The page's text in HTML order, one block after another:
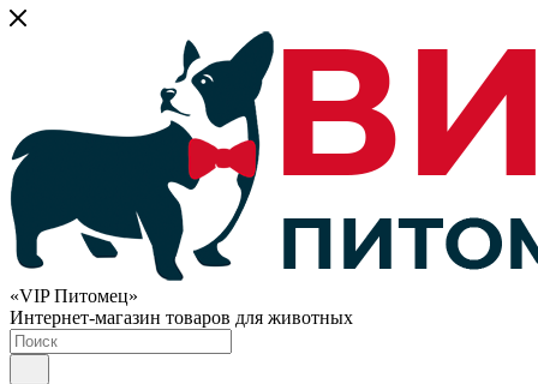
«VIP Питомец»
Интернет-магазин товаров для животных